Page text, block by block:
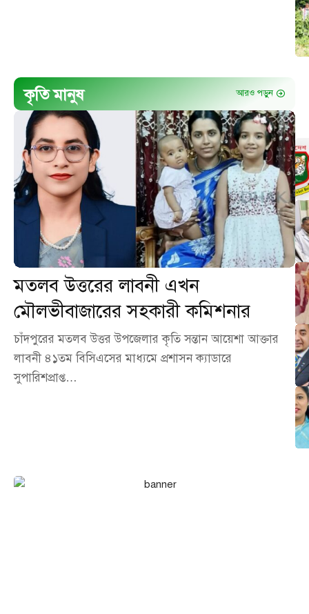
কৃতি মানুষ আরও পড়ুন
মতলব উত্তরের লাবনী এখন
মৌলভীবাজারের সহকারী কমিশনার
চাঁদপুরের মতলব উত্তর উপজেলার কৃতি সন্তান আয়েশা আক্তার
লাবনী ৪১তম বিসিএসের মাধ্যমে প্রশাসন ক্যাডারে
সুপারিশপ্রাপ্ত…